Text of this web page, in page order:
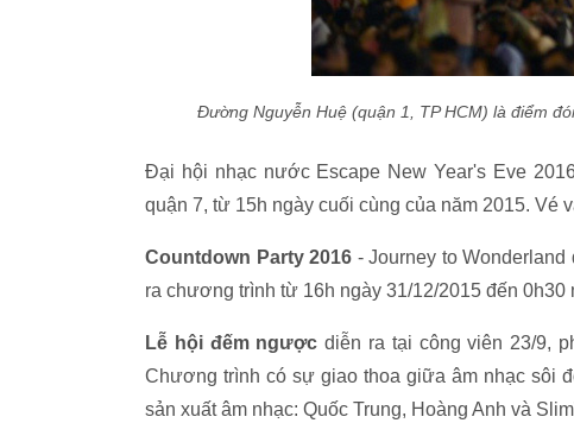
Đường Nguyễn Huệ (quận 1, TP HCM) là điểm
Đại hội nhạc nước Escape New Year's Eve
quận 7, từ 15h ngày cuối cùng của năm 2015. Vé
Countdown Party 2016 - Journey to
ra chương trình từ 16h ngày 31/12/2015 đến 0h30
Lễ hội đếm ngược diễn ra tại công viên 23/9,
Chương trình có sự giao thoa giữa âm nhạc sôi
sản xuất âm nhạc: Quốc Trung, Hoàng Anh và